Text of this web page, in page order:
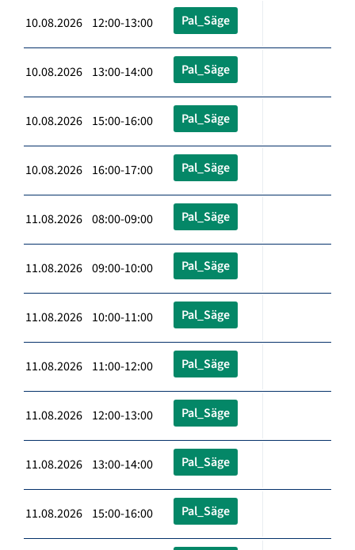
10.08.2026 12:00-13:00 Pal_Säge
10.08.2026 13:00-14:00 Pal_Säge
10.08.2026 15:00-16:00 Pal_Säge
10.08.2026 16:00-17:00 Pal_Säge
11.08.2026 08:00-09:00 Pal_Säge
11.08.2026 09:00-10:00 Pal_Säge
11.08.2026 10:00-11:00 Pal_Säge
11.08.2026 11:00-12:00 Pal_Säge
11.08.2026 12:00-13:00 Pal_Säge
11.08.2026 13:00-14:00 Pal_Säge
11.08.2026 15:00-16:00 Pal_Säge